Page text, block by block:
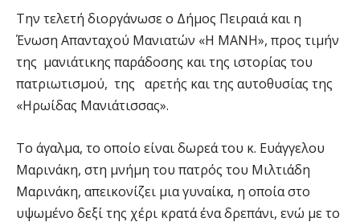
Την τελετή διοργάνωσε ο Δήμος Πειραιά και η
Ένωση Απανταχού Μανιατών «Η ΜΑΝΗ», προς τιμήν
της μανιάτικης παράδοσης και της ιστορίας του
πατριωτισμού, της αρετής και της αυτοθυσίας της
«Ηρωίδας Μανιάτισσας».
Το άγαλμα, το οποίο είναι δωρεά του κ. Ευάγγελου
Μαρινάκη, στη μνήμη του πατρός του Μιλτιάδη
Μαρινάκη, απεικονίζει μια γυναίκα, η οποία στο
υψωμένο δεξί της χέρι κρατά ένα δρεπάνι, ενώ με το